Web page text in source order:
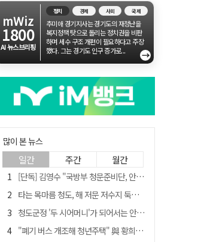
mWiz
1800
AI 뉴스브리핑
정치 경제 사회 국제
추미애 경기지사는 경기도의 재정난을
복지정책 탓으로 돌리는 정치권을 비판
하며 세수 구조 개편이 필요하다고 주장
했다. 그는 경기도 인구 증가로...
→
많이 본 뉴스
일간 주간 월간
[단독] 김영수 "국방부 청문준비단, 안규백 탈영 알고있었다"
타는 목마름 청도, 해 저문 저수지 둑에 군수가 서 있었다
청도군정 '두 시어머니'가 되어서는 안된다
"폐기 버스 개조해 청년주택" 與 황희…'딸 학비는 年 4200만원'